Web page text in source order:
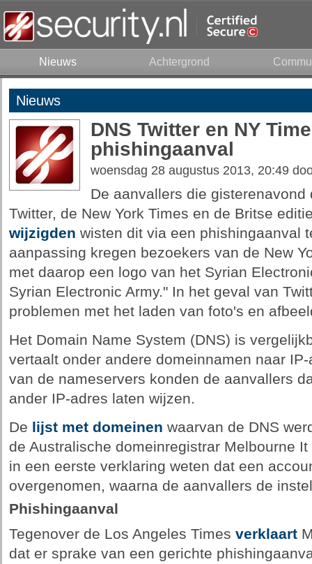
Nieuws Achtergrond
Nieuws
DNS Twitter en NY
phishingaanval
woensdag 28 augustus 2013, 20:49
De aanvallers die
Twitter, de New York Times en de Britse
wijzigden wisten dit via een phishingaanval
aanpassing kregen bezoekers van de New
met daarop een logo van het Syrian
Syrian Electronic Army." In het geval van
problemen met het laden van foto's en
Het Domain Name System (DNS) is
vertaalt onder andere domeinnamen naar
van de nameservers konden de aanvallers
ander IP-adres laten wijzen.
De lijst met domeinen waarvan de DNS
de Australische domeinregistrar Melbourne
in een eerste verklaring weten dat een
overgenomen, waarna de aanvallers de
Phishingaanval
Tegenover de Los Angeles Times verklaart
dat er sprake van een gerichte